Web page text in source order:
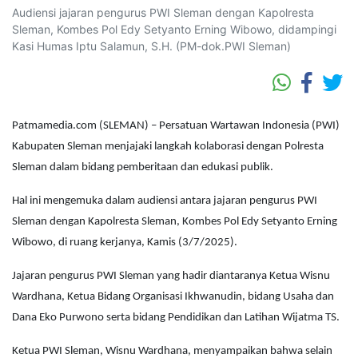
Audiensi jajaran pengurus PWI Sleman dengan Kapolresta
Sleman, Kombes Pol Edy Setyanto Erning Wibowo, didampingi
Kasi Humas Iptu Salamun, S.H. (PM-dok.PWI Sleman)
Patmamedia.com (SLEMAN) – Persatuan Wartawan Indonesia (PWI)
Kabupaten Sleman menjajaki langkah kolaborasi dengan Polresta
Sleman dalam bidang pemberitaan dan edukasi publik.
Hal ini mengemuka dalam audiensi antara jajaran pengurus PWI
Sleman dengan Kapolresta Sleman, Kombes Pol Edy Setyanto Erning
Wibowo, di ruang kerjanya, Kamis (3/7/2025).
Jajaran pengurus PWI Sleman yang hadir diantaranya Ketua Wisnu
Wardhana, Ketua Bidang Organisasi Ikhwanudin, bidang Usaha dan
Dana Eko Purwono serta bidang Pendidikan dan Latihan Wijatma TS.
Ketua PWI Sleman, Wisnu Wardhana, menyampaikan bahwa selain